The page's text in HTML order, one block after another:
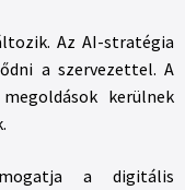
Az AI-stratégia
a szervezettel. A
kerülnek
a digitális